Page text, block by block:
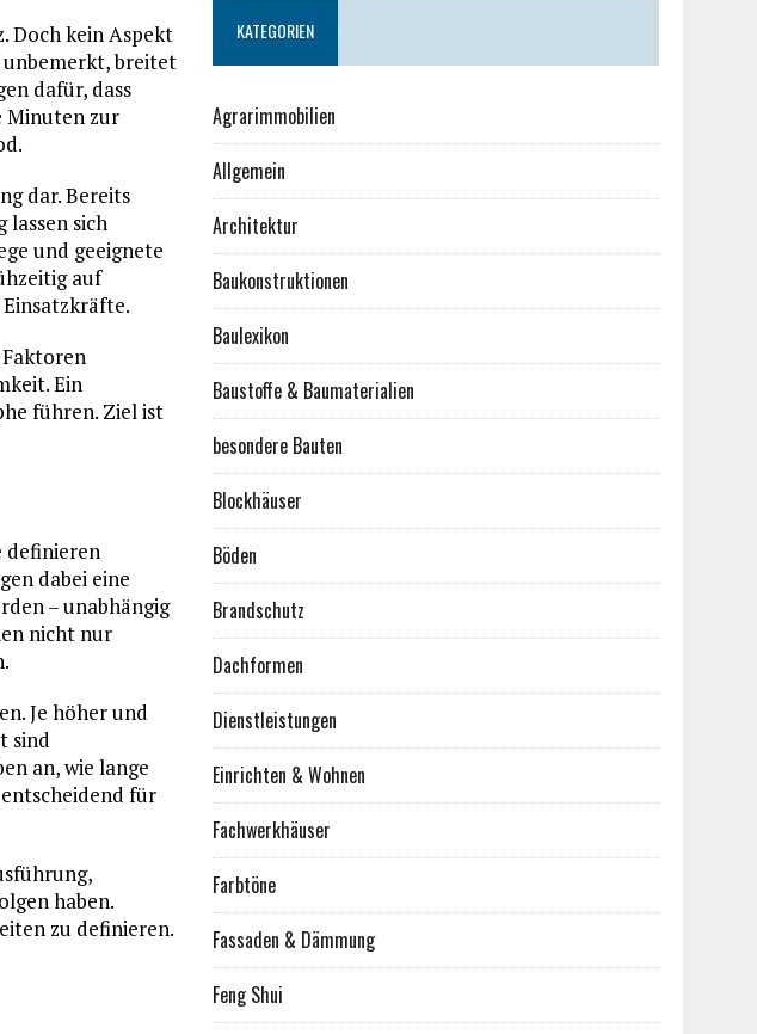
Doch kein Aspekt
unbemerkt, breitet
dafür, dass
Minuten zur
dar. Bereits
sich
und geeignete
auf
Ein
führen. Ziel ist
definieren
dabei eine
– unabhängig
nicht nur
Je höher und
sind
an, wie lange
für
haben.
zu definieren.
KATEGORIEN
Agrarimmobilien
Allgemein
Architektur
Baukonstruktionen
Baulexikon
Baustoffe & Baumaterialien
besondere Bauten
Blockhäuser
Böden
Brandschutz
Dachformen
Dienstleistungen
Einrichten & Wohnen
Fachwerkhäuser
Farbtöne
Fassaden & Dämmung
Feng Shui